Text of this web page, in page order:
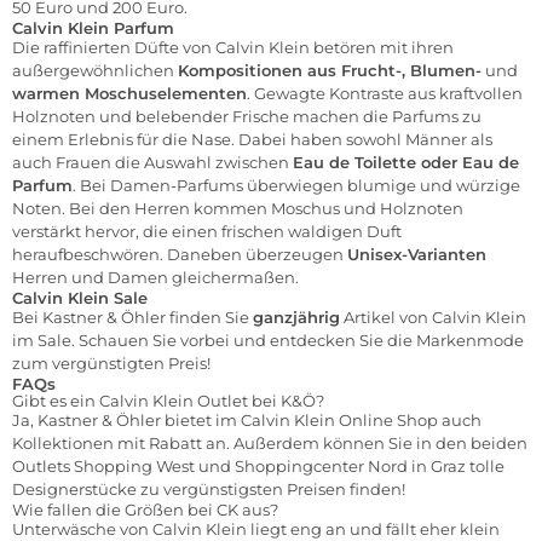
50 Euro und 200 Euro.
Calvin Klein Parfum
Die raffinierten Düfte von Calvin Klein betören mit ihren
außergewöhnlichen Kompositionen aus Frucht-, Blumen- und
warmen Moschuselementen. Gewagte Kontraste aus kraftvollen
Holznoten und belebender Frische machen die Parfums zu
einem Erlebnis für die Nase. Dabei haben sowohl Männer als
auch Frauen die Auswahl zwischen Eau de Toilette oder Eau de
Parfum. Bei Damen-Parfums überwiegen blumige und würzige
Noten. Bei den Herren kommen Moschus und Holznoten
verstärkt hervor, die einen frischen waldigen Duft
heraufbeschwören. Daneben überzeugen Unisex-Varianten
Herren und Damen gleichermaßen.
Calvin Klein Sale
Bei Kastner & Öhler finden Sieganzjährig Artikel von Calvin Klein
im Sale. Schauen Sie vorbei und entdecken Sie die Markenmode
zum vergünstigten Preis!
FAQs
Gibt es ein Calvin Klein Outlet bei K&Ö?
Ja, Kastner & Öhler bietet im Calvin Klein Online Shop auch
Kollektionen mit Rabatt an. Außerdem können Sie in den beiden
OutletsShopping West und Shoppingcenter Nord in Graz tolle
Designerstücke zu vergünstigsten Preisen finden!
Wie fallen die Größen bei CK aus?
Unterwäsche von Calvin Klein liegt eng an und fällt eher klein